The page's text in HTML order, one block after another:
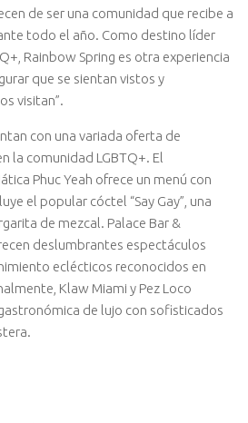
de ser una comunidad que recibe a
todo el año. Como destino líder
Rainbow Spring es otra experiencia
que se sientan vistos y
visitan”.
con una variada oferta de
la comunidad LGBTQ+. El
Phuc Yeah ofrece un menú con
el popular cóctel “Say Gay”, una
de mezcal. Palace Bar &
deslumbrantes espectáculos
eclécticos reconocidos en
Klaw Miami y Pez Loco
de lujo con sofisticados